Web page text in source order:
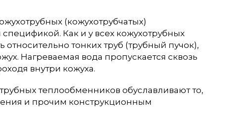
(кожухотрубчатых)
Как и у всех кожухотрубных
тонких труб (трубный пучок),
Нагреваемая вода пропускается сквозь
внутри кожуха.
теплообменников обуславливают то,
и прочим конструкционным